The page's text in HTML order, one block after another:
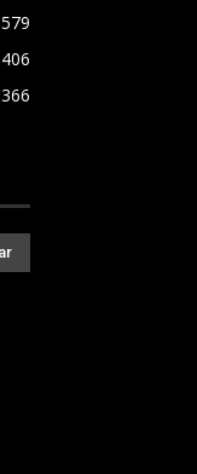
579
406
366